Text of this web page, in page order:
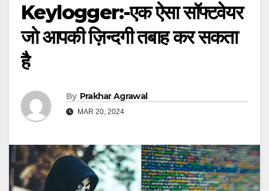
Keylogger:-एक ऐसा सॉफ्टवेयर
जो आपकी ज़िन्दगी तबाह कर सकता
है
By Prakhar Agrawal
MAR 20, 2024